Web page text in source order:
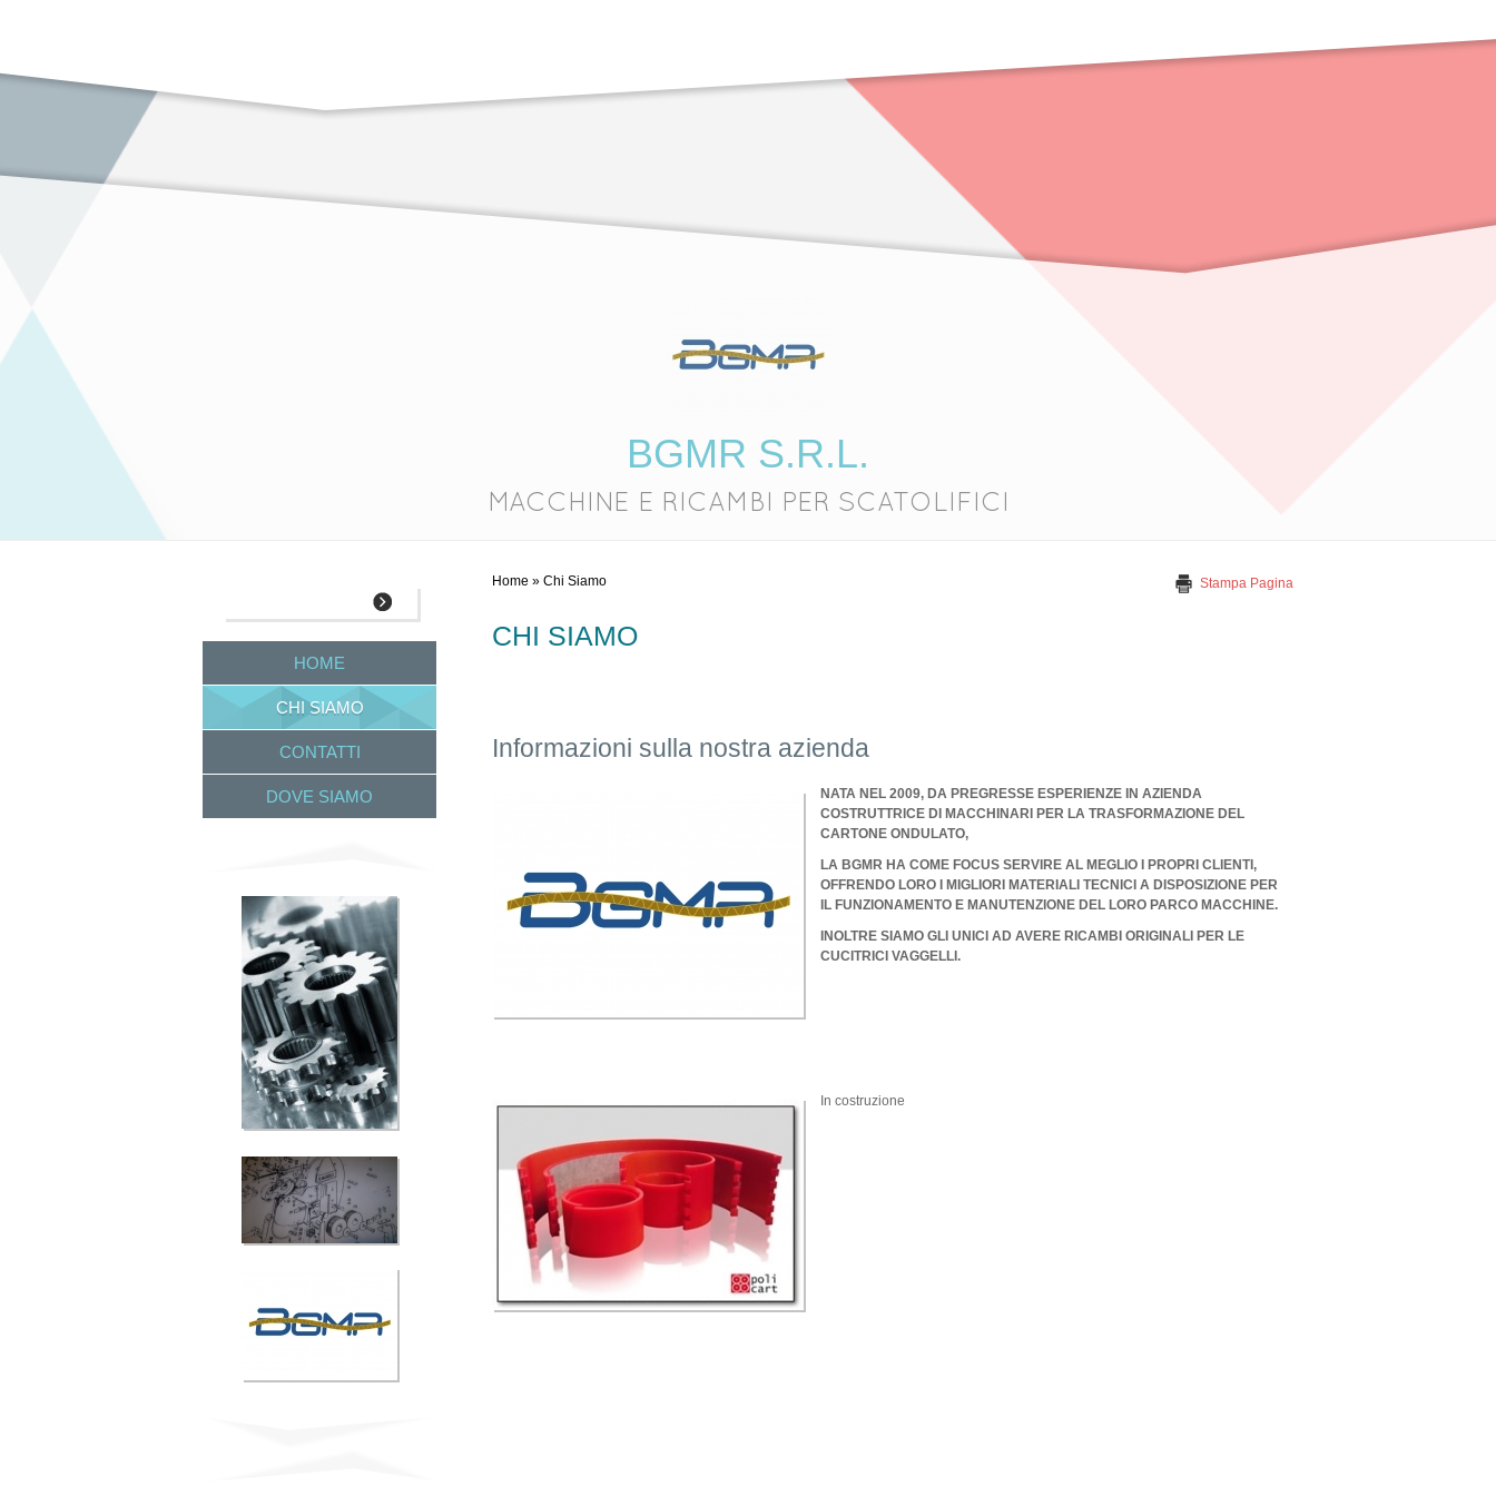
BGMR S.R.L.
MACCHINE E RICAMBI PER SCATOLIFICI
Home » Chi Siamo
CHI SIAMO
Stampa Pagina
Informazioni sulla nostra azienda
NATA NEL 2009, DA PREGRESSE ESPERIENZE IN AZIENDA
COSTRUTTRICE DI MACCHINARI PER LA TRASFORMAZIONE DEL
CARTONE ONDULATO,
LA BGMR HA COME FOCUS SERVIRE AL MEGLIO I PROPRI CLIENTI,
OFFRENDO LORO I MIGLIORI MATERIALI TECNICI A DISPOSIZIONE PER
IL FUNZIONAMENTO E MANUTENZIONE DEL LORO PARCO MACCHINE.
INOLTRE SIAMO GLI UNICI AD AVERE RICAMBI ORIGINALI PER LE
CUCITRICI VAGGELLI.
In costruzione
HOME
CHI SIAMO
CONTATTI
DOVE SIAMO